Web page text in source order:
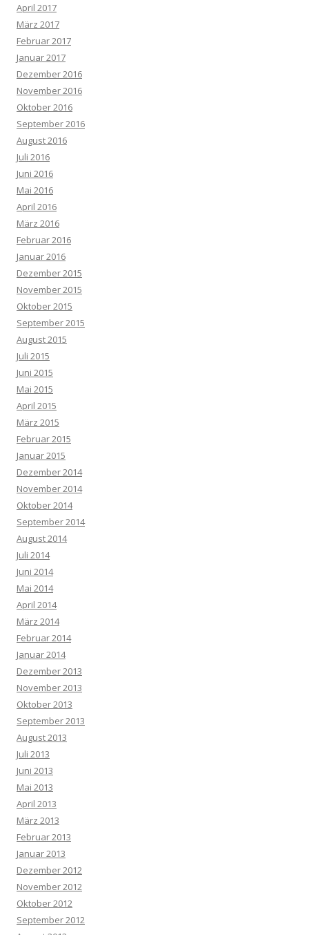
April 2017
März 2017
Februar 2017
Januar 2017
Dezember 2016
November 2016
Oktober 2016
September 2016
August 2016
Juli 2016
Juni 2016
Mai 2016
April 2016
März 2016
Februar 2016
Januar 2016
Dezember 2015
November 2015
Oktober 2015
September 2015
August 2015
Juli 2015
Juni 2015
Mai 2015
April 2015
März 2015
Februar 2015
Januar 2015
Dezember 2014
November 2014
Oktober 2014
September 2014
August 2014
Juli 2014
Juni 2014
Mai 2014
April 2014
März 2014
Februar 2014
Januar 2014
Dezember 2013
November 2013
Oktober 2013
September 2013
August 2013
Juli 2013
Juni 2013
Mai 2013
April 2013
März 2013
Februar 2013
Januar 2013
Dezember 2012
November 2012
Oktober 2012
September 2012